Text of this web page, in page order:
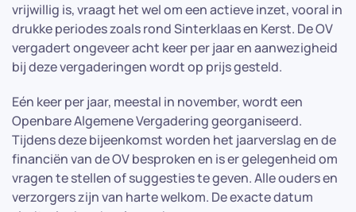
vrijwillig is, vraagt het wel om een actieve inzet, vooral in
drukke periodes zoals rond Sinterklaas en Kerst. De OV
vergadert ongeveer acht keer per jaar en aanwezigheid
bij deze vergaderingen wordt op prijs gesteld.
Eén keer per jaar, meestal in november, wordt een
Openbare Algemene Vergadering georganiseerd.
Tijdens deze bijeenkomst worden het jaarverslag en de
financiën van de OV besproken en is er gelegenheid om
vragen te stellen of suggesties te geven. Alle ouders en
verzorgers zijn van harte welkom. De exacte datum